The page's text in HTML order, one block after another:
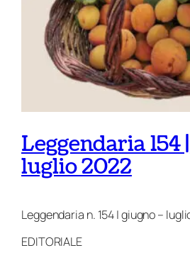
Leggendaria 154
luglio 2022
Leggendaria n. 154 | giugno –
EDITORIALE